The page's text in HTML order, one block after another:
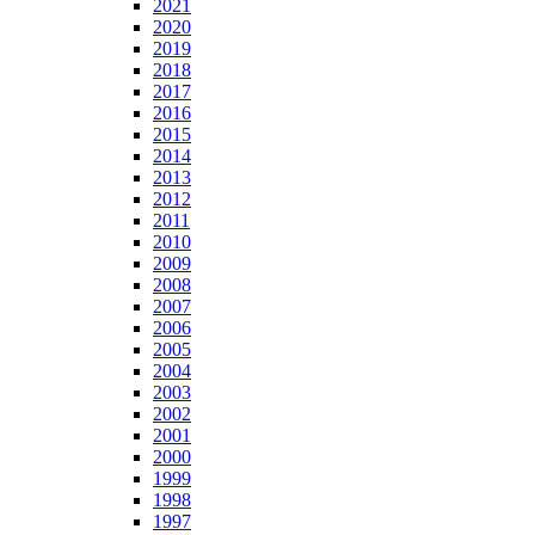
2021
2020
2019
2018
2017
2016
2015
2014
2013
2012
2011
2010
2009
2008
2007
2006
2005
2004
2003
2002
2001
2000
1999
1998
1997